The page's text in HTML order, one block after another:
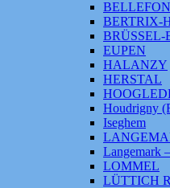
BERTRIX-
BRÜSSEL-
EUPEN
HALANZY
HERSTAL
Houdrigny
Iseghem
Langemark
LOMMEL
LÜTTICH